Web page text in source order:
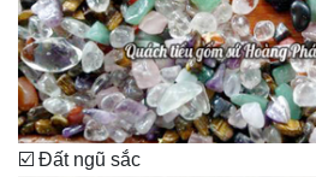
☑️ Đất ngũ sắc